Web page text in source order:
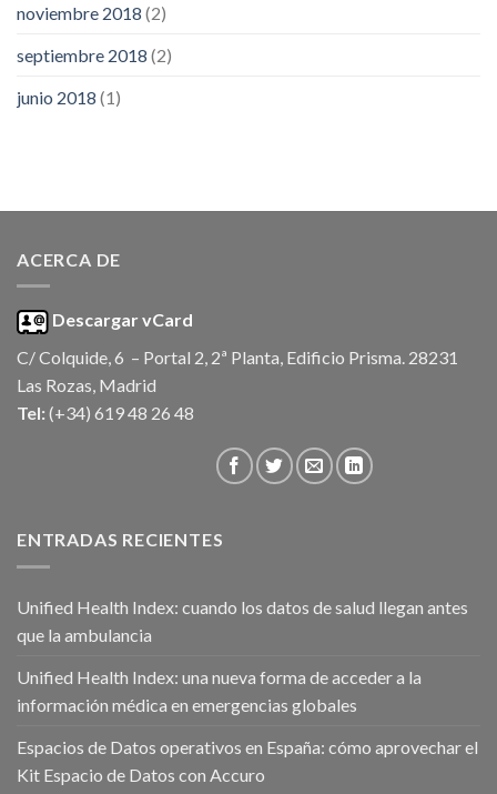
noviembre 2018 (2)
septiembre 2018 (2)
junio 2018 (1)
ACERCA DE
Descargar vCard
C/ Colquide, 6 – Portal 2, 2ª Planta, Edificio Prisma. 28231
Las Rozas, Madrid
Tel: (+34) 619 48 26 48
ENTRADAS RECIENTES
Unified Health Index: cuando los datos de salud llegan antes
que la ambulancia
Unified Health Index: una nueva forma de acceder a la
información médica en emergencias globales
Espacios de Datos operativos en España: cómo aprovechar el
Kit Espacio de Datos con Accuro